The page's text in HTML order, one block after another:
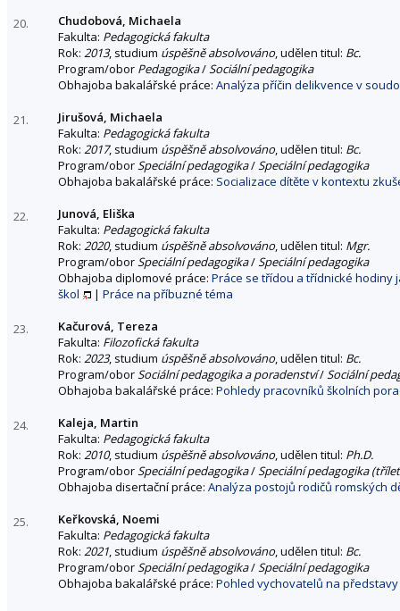
20.
Chudobová, Michaela
Fakulta: Pedagogická fakulta
Rok: 2013, studium úspěšně absolvováno, udělen titul: Bc.
Program/obor Pedagogika/Sociální pedagogika
Obhajoba bakalářské práce: Analýza příčin delikvence v
21.
Jirušová, Michaela
Fakulta: Pedagogická fakulta
Rok: 2017, studium úspěšně absolvováno, udělen titul: Bc.
Program/oborSpeciální pedagogika/Speciální pedagogika
Obhajoba bakalářské práce: Socializace dítěte v kontextu
22.
Junová, Eliška
Fakulta: Pedagogická fakulta
Rok: 2020, studium úspěšně absolvováno, udělen titul: Mgr.
Program/oborSpeciální pedagogika/Speciální pedagogika
Obhajoba diplomové práce: Práce se třídou a třídnické hodiny
škol
| Práce na příbuzné téma
23.
Kačurová, Tereza
Fakulta: Filozofická fakulta
Rok: 2023, studium úspěšně absolvováno, udělen titul: Bc.
Program/oborSociální pedagogika a poradenství/Sociální
Obhajoba bakalářské práce: Pohledy pracovníků školních
24.
Kaleja, Martin
Fakulta: Pedagogická fakulta
Rok: 2010, studium úspěšně absolvováno, udělen titul: Ph.D.
Program/oborSpeciální pedagogika/Speciální pedagogika
Obhajoba disertační práce: Analýza postojů rodičů romských
25.
Keřkovská, Noemi
Fakulta: Pedagogická fakulta
Rok: 2021, studium úspěšně absolvováno, udělen titul: Bc.
Program/oborSpeciální pedagogika/Speciální pedagogika
Obhajoba bakalářské práce: Pohled vychovatelů na